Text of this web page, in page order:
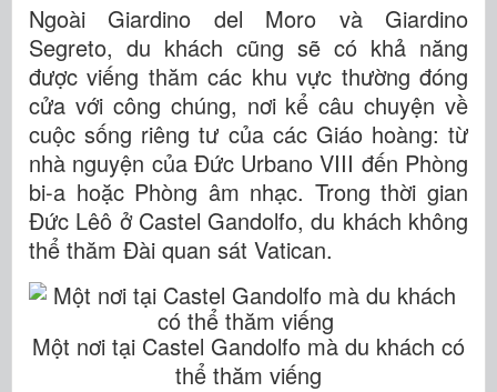
Ngoài Giardino del Moro và Giardino
Segreto, du khách cũng sẽ có khả năng
được viếng thăm các khu vực thường đóng
cửa với công chúng, nơi kể câu chuyện về
cuộc sống riêng tư của các Giáo hoàng: từ
nhà nguyện của Đức Urbano VIII đến Phòng
bi-a hoặc Phòng âm nhạc. Trong thời gian
Đức Lêô ở Castel Gandolfo, du khách không
thể thăm Đài quan sát Vatican.
Một nơi tại Castel Gandolfo mà du khách có
thể thăm viếng